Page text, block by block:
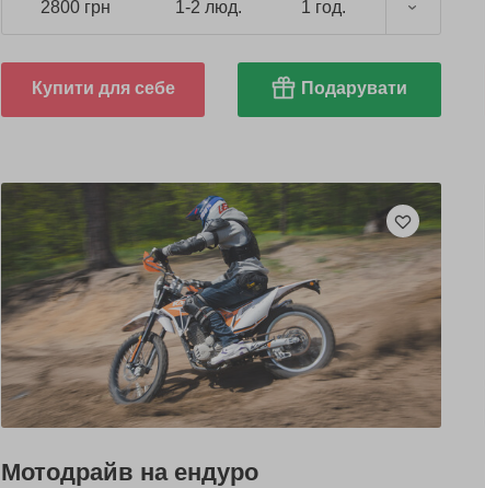
2800 грн 1-2 люд. 1 год.
Купити для себе Подарувати
Мотодрайв на ендуро